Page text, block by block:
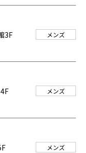
3F
メンズ
メンズ
メンズ